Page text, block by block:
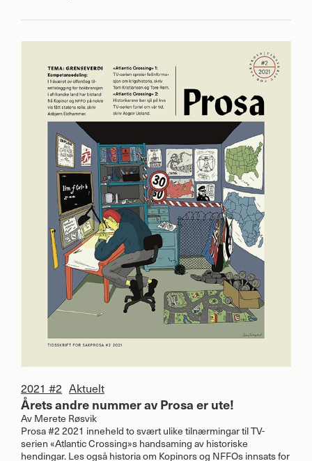
2021 #2 Aktuelt
Årets andre nummer av Prosa er ute!
Av Merete Røsvik
Prosa #2 2021 inneheld to svært ulike tilnærmingar til TV-
serien «Atlantic Crossing»s handsaming av historiske
hendingar. Les også historia om Kopinors og NFFOs innsats for